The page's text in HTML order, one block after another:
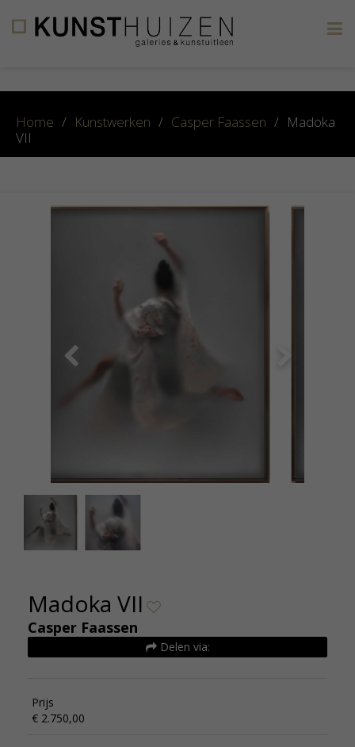
Home / Kunstwerken / Casper Faassen / Madoka
VII
Madoka VII
Casper Faassen
Delen via:
Prijs
€ 2.750,00